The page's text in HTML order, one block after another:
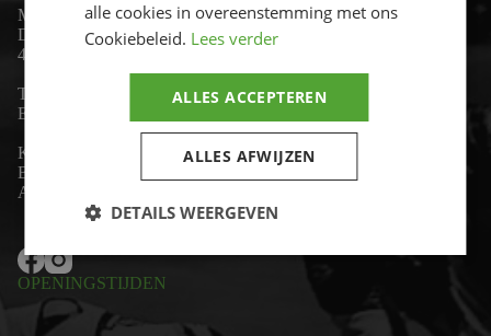
Motor-id
De Lind 17
4841 KC Prinsenbeek
Telefoon:
+31 (0)76 - 54 11 888
Email:
K.v.K: 80530338
B.T.W-nummer: NL861703947B01
Algemene voorwaarden
OPENINGSTIJDEN
alle cookies in overeenstemming met ons
Cookiebeleid. Lees verder
ALLES ACCEPTEREN
ALLES AFWIJZEN
DETAILS WEERGEVEN